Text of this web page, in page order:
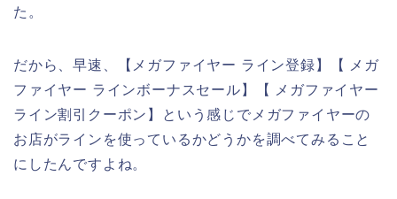
た。
だから、早速、【メガファイヤー ライン登録】【 メガ
ファイヤー ラインボーナスセール】【 メガファイヤー
ライン割引クーポン】という感じでメガファイヤーの
お店がラインを使っているかどうかを調べてみること
にしたんですよね。